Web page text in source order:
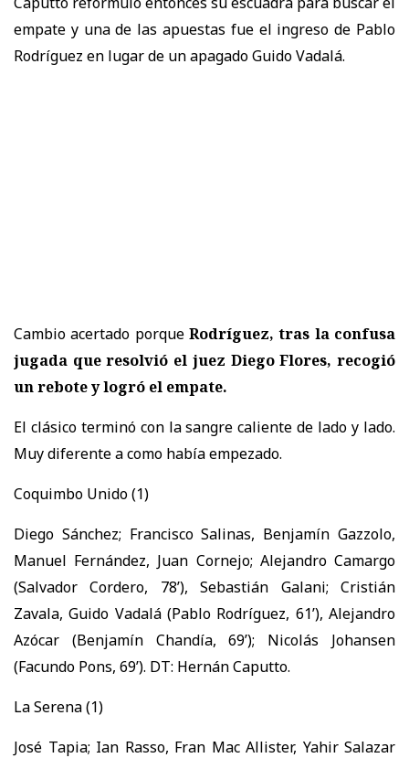
empate y una de las apuestas fue el ingreso de Pablo
Rodríguez en lugar de un apagado Guido Vadalá.
Cambio acertado porque Rodríguez, tras la confusa
jugada que resolvió el juez Diego Flores, recogió
un rebote y logró el empate.
El clásico terminó con la sangre caliente de lado y lado.
Muy diferente a como había empezado.
Coquimbo Unido (1)
Diego Sánchez; Francisco Salinas, Benjamín Gazzolo,
Manuel Fernández, Juan Cornejo; Alejandro Camargo
(Salvador Cordero, 78’), Sebastián Galani; Cristián
Zavala, Guido Vadalá (Pablo Rodríguez, 61’), Alejandro
Azócar (Benjamín Chandía, 69’); Nicolás Johansen
(Facundo Pons, 69’). DT: Hernán Caputto.
La Serena (1)
José Tapia; Ian Rasso, Fran Mac Allister, Yahir Salazar